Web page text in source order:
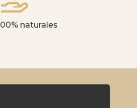
naturales